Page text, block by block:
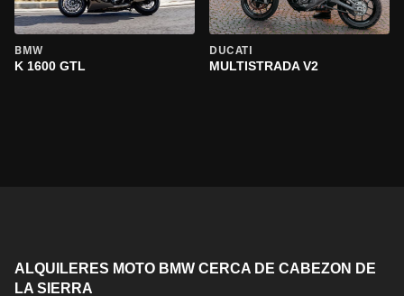
BMW
K 1600 GTL
DUCATI
MULTISTRADA V2
ALQUILERES MOTO BMW CERCA DE CABEZON DE
LA SIERRA